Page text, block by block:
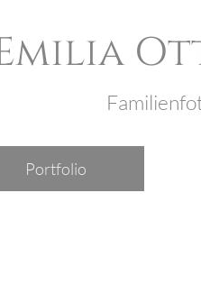
Portfolio